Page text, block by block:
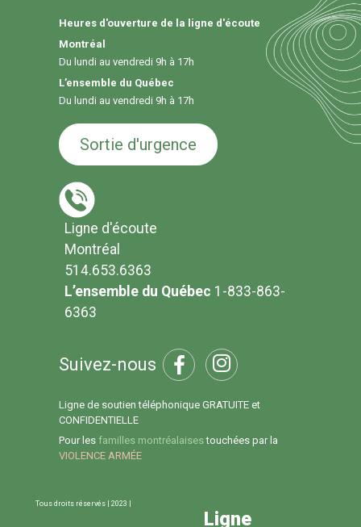
Heures d'ouverture de la ligne d'écoute
Montréal
Du lundi au vendredi 9h à 17h
L’ensemble du Québec
Du lundi au vendredi 9h à 17h
Sortie d'urgence
Ligne d'écoute
Montréal
514.653.6363
L’ensemble du Québec 1-833-863-
6363
Suivez-nous
Ligne de soutien téléphonique GRATUITE et
CONFIDENTIELLE
Pour les familles montréalaisestouchées par la
VIOLENCE ARMÉE
Tous droits réservés | 2023 |
Ligne